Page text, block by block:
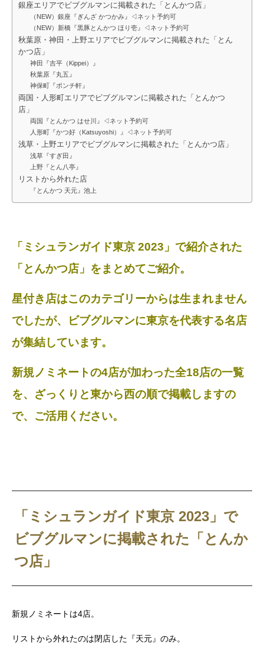
銀座エリアでビブグルマンに掲載された「とんかつ店」
（NEW）銀座『ぎんざ かつかみ』◁ネット予約可
（NEW）新橋『黒豚とんかつ ほり壱』◁ネット予約可
秋葉原・神田・上野エリアでビブグルマンに掲載された「とん
かつ店」
神田『吉平（Kippei）』
秋葉原『丸五』
神保町『ポンチ軒』
両国・人形町エリアでビブグルマンに掲載された「とんかつ
店」
両国『とんかつ はせ川』◁ネット予約可
人形町『かつ好（Katsuyoshi）』◁ネット予約可
浅草・上野エリアでビブグルマンに掲載された「とんかつ店」
浅草『すぎ田』
上野『とん八亭』
リストから外れた店
『とんかつ 天元』池上
「ミシュランガイド東京 2023」で紹介された
「とんかつ店」をまとめてご紹介。
星付き店はこのカテゴリーからは生まれません
でしたが、ビブグルマンに東京を代表する名店
が集結しています。
新規ノミネートの4店が加わった全18店の一覧
を、ざっくりと東から西の順で掲載しますの
で、ご活用ください。
「ミシュランガイド東京 2023」で
ビブグルマンに掲載された「とんか
つ店」
新規ノミネートは4店。
リストから外れたのは閉店した『天元』のみ。